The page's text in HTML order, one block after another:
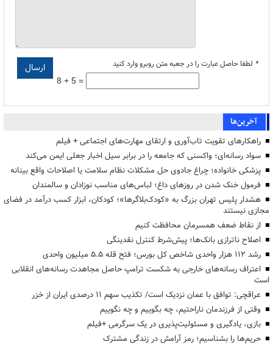
* لطفا حاصل عبارت را در جعبه متن روبرو وارد کنید
8 + 5 =
آخرین‌ها
راهکارهای تقویت تاب‌آوری و ارتقای مهارت‌های اجتماعی + فیلم
سواد رسانه‌ای؛ واکسنی که جامعه را در برابر سیل اخبار جعلی ایمن می‌کند
پزشکی خانواده؛ چراغ جادوی حل مشکلات نظام سلامت یا اصلاحات واقع بینانه
فرمول خنک شدن در روزهای داغ؛ لباس‌های مناسب نوزادان و سالمندان
هشدار پلیس تهران بزرگ به «کودک‌بلاگرها»؛ کودکان، ابزار کسب درآمد در فضای
مجازی نیستند
از نقاط ضعف همسرمان محافظت کنیم
اصلاح ناترازی بانک‌ها؛ پیش‌شرط کنترل نقدینگی
رشد ۱۱۲ هزار واحدی شاخص کل بورس؛ فتح قله ۵.۵ میلیون واحدی
اعتراف رسانه‌های خارجی به شکست ترامپ حاصل مجاهدت رسانه‌های انقلابی
است
عراقچی: توافق با عمان نزدیک است/ تکذیب سهم ۱۱ درصدی ایران از خزر
وقتی از فرزندمان ناراحتیم، چه بگوییم و چه نگوییم
بازی، یادگیری و مسئولیت‌پذیری در یک سرگرمی +فیلم
حریم‌ها را بشناسیم؛ رمز آرامش در زندگی مشترک